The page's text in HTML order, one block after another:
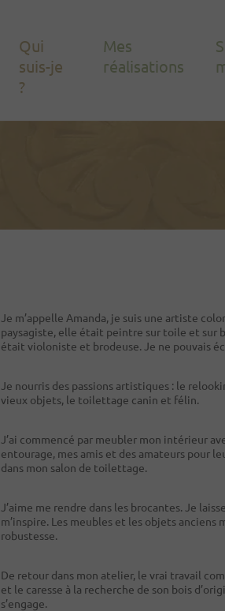
Qui
suis-je
?
Mes
réalisations
Je m’appelle Amanda, je suis une artiste
paysagiste, elle était peintre sur toile et sur
était violoniste et brodeuse. Je ne pouvais
Je nourris des passions artistiques : le
vieux objets, le toilettage canin et félin.
J’ai commencé par meubler mon intérieur
entourage, mes amis et des amateurs pour
dans mon salon de toilettage.
J’aime me rendre dans les brocantes. Je
m’inspire. Les meubles et les objets
robustesse.
De retour dans mon atelier, le vrai travail
et le caresse à la recherche de son bois
s’engage.